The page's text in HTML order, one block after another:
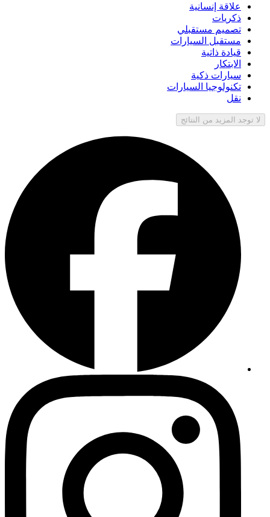
علاقة إنسانية
ذكريات
تصميم مستقبلي
مستقبل السيارات
قيادة ذاتية
الابتكار
سيارات ذكية
تكنولوجيا السيارات
نقل
لا توجد المزيد من النتائج